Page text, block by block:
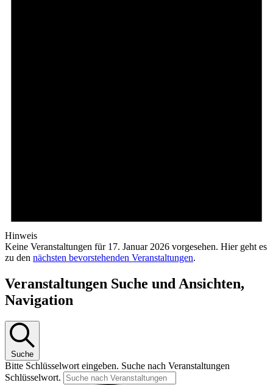
Hinweis
Keine Veranstaltungen für 17. Januar 2026 vorgesehen. Hier geht es
zu den nächsten bevorstehenden Veranstaltungen.
Veranstaltungen Suche und Ansichten,
Navigation
Suche
Bitte Schlüsselwort eingeben. Suche nach Veranstaltungen
Schlüsselwort.